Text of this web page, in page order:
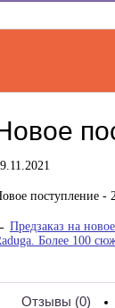
поступление -
Предзаказ на
Более 100
Отзывы (0)